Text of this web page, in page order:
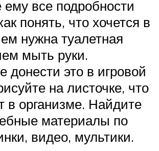
все подробности
понять, что хочется в
нужна туалетная
мыть руки.
донести это в игровой
на листочке, что
в организме. Найдите
материалы по
видео, мультики.